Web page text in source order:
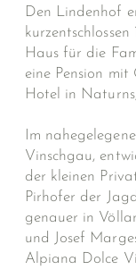
Den Lindenhof
Haus für die
eine Pension
Hotel in
Im
Vinschgau,
der kleinen
Pirhofer der
genauer in
und Josef
Alpiana Dolce